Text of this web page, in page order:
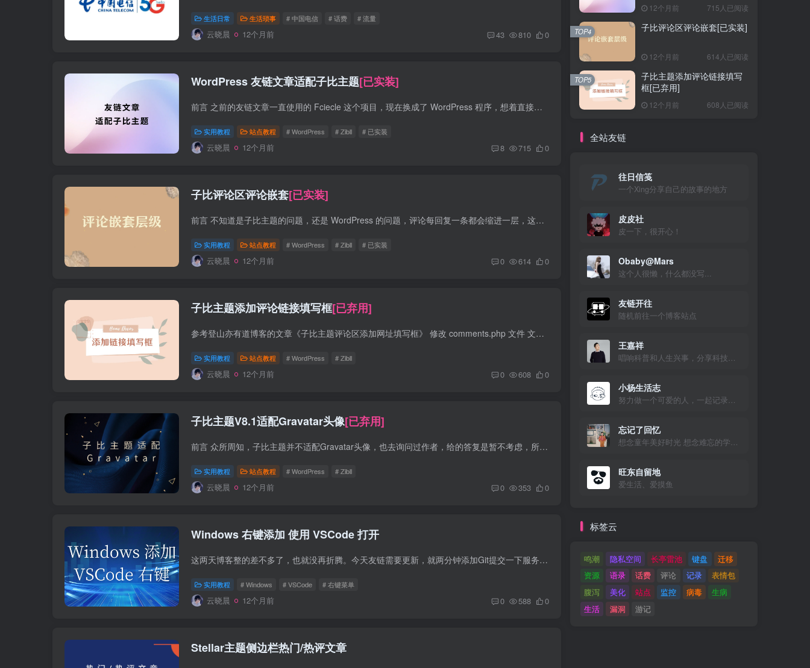
生活日常 生活琐事 # 中国电信 # 话费 # 流量
云晓晨 12个月前 43 810 0
WordPress 友链文章适配子比主题[已实装]
前言 之前的友链文章一直使用的 Fciecle 这个项目，现在换成了 WordPress 程序，想着直接调用 WordPress 接口和数据库更方便管理。 修订历史 v1.1 底部翻页无法更新按钮列表 v1.2 优化UI、将定...
实用教程 站点教程 # WordPress # Zibll # 已实装
云晓晨 12个月前 8 715 0
子比评论区评论嵌套[已实装]
前言 不知道是子比主题的问题，还是 WordPress 的问题，评论每回复一条都会缩进一层，这就导致无限套娃，而且 WordPress 的最大嵌套数量为10，这就导致10层嵌套后只能开新的评论楼层。 解决方案...
实用教程 站点教程 # WordPress # Zibll # 已实装
云晓晨 12个月前 0 614 0
子比主题添加评论链接填写框[已弃用]
参考登山亦有道博客的文章《子比主题评论区添加网址填写框》 修改 comments.php 文件 文件位置 wp-content/themes/zibll/template/comments.php 搜索 邮箱 找到评论区填写框位置，代码添加位置...
实用教程 站点教程 # WordPress # Zibll
云晓晨 12个月前 0 608 0
子比主题V8.1适配Gravatar头像[已弃用]
前言 众所周知，子比主题并不适配Gravatar头像，也去询问过作者，给的答复是暂不考虑，所以只能自己动手了。 参考文献 参考登山亦有道博客的文章《子比主题使用Cravatar代替原有头像》 修改教程...
实用教程 站点教程 # WordPress # Zibll
云晓晨 12个月前 0 353 0
Windows 右键添加 使用 VSCode 打开
这两天博客整的差不多了，也就没再折腾。今天友链需要更新，就两分钟添加Git提交一下服务器就好，结果发现右键没有VSCode打开文件夹了，这样就有点不太方便了，Bing搜索了一下，发现修改注册表...
实用教程 # Windows # VSCode # 右键菜单
云晓晨 12个月前 0 588 0
Stellar主题侧边栏热门/热评文章
12个月前 715人已阅读
子比评论区评论嵌套[已实装]
12个月前 614人已阅读
TOP4
子比主题添加评论链接填写
框[已弃用]
12个月前 608人已阅读
TOP5
全站友链
往日信笺
一个Xing分享自己的故事的地方
皮皮社
皮一下，很开心！
Obaby@Mars
这个人很懒，什么都没写...
友链开往
随机前往一个博客站点
王嘉祥
唱响科普和人生兴事，分享科技与美好生活
小杨生活志
努力做一个可爱的人，一起记录美好的生活！
忘记了回忆
想念童年美好时光 想念难忘的学生时代 想念初恋的感觉
旺东自留地
爱生活、爱摸鱼
标签云
鸣潮 隐私空间 长亭雷池 键盘
迁移
资源
语录 话费 评论 记录
表情包
腹泻
美化 站点 监控 病毒
生病
生活
漏洞 游记